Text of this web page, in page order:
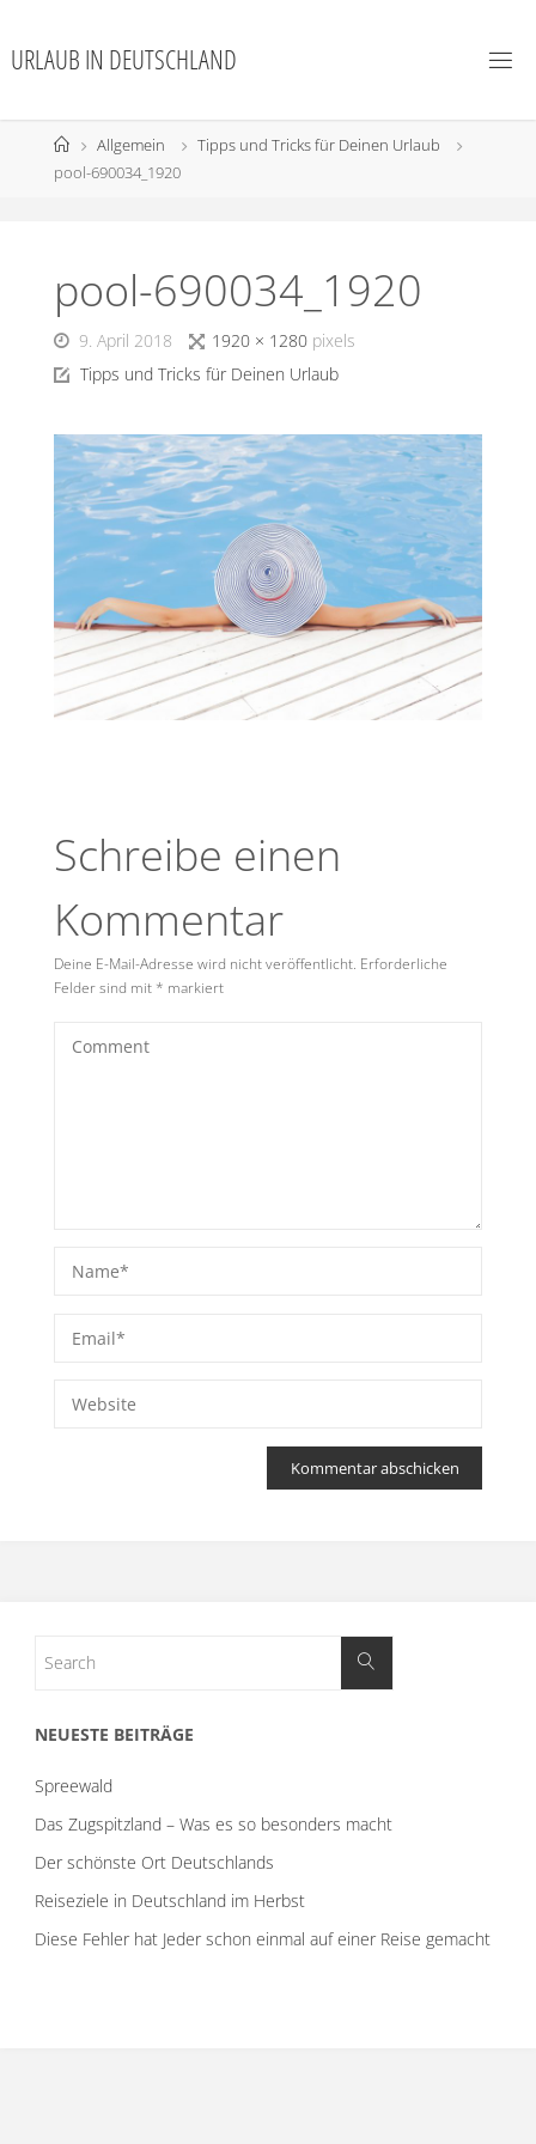
URLAUB IN DEUTSCHLAND
Allgemein
Tipps und Tricks für Deinen Urlaub
pool-690034_1920
pool-690034_1920
9. April 2018 1920 × 1280 pixels
Tipps und Tricks für Deinen Urlaub
Schreibe einen
Kommentar
Deine E-Mail-Adresse wird nicht veröffentlicht. Erforderliche
Felder sind mit * markiert
NEUESTE BEITRÄGE
Spreewald
Das Zugspitzland – Was es so besonders macht
Der schönste Ort Deutschlands
Reiseziele in Deutschland im Herbst
Diese Fehler hat Jeder schon einmal auf einer Reise gemacht